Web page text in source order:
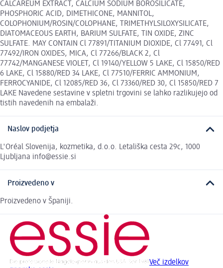
CALCAREUM EXTRACT, CALCIUM SODIUM BOROSILICATE,
PHOSPHORIC ACID, DIMETHICONE, MANNITOL,
COLOPHONIUM/ROSIN/COLOPHANE, TRIMETHYLSILOXYSILICATE,
DIATOMACEOUS EARTH, BARIUM SULFATE, TIN OXIDE, ZINC
SULFATE. MAY CONTAIN Cl 77891/TITANIUM DIOXIDE, Cl 77491, Cl
77492/IRON OXIDES, MICA, Cl 77266/BLACK 2, Cl
77742/MANGANESE VIOLET, Cl 19140/YELLOW 5 LAKE, Cl 15850/RED
6 LAKE, Cl 15880/RED 34 LAKE, Cl 77510/FERRIC AMMONIUM,
FERROCYANIDE, Cl 12085/RED 36, Cl 73360/RED 30, Cl 15850/RED 7
LAKE Navedene sestavine v spletni trgovini se lahko razlikujejo od
tistih navedenih na embalaži.
Naslov podjetja
L'Oréal Slovenija, kozmetika, d.o.o. Letališka cesta 29c, 1000
Ljubljana info@essie.si
Proizvedeno v
Proizvedeno v Španiji.
Več izdelkov